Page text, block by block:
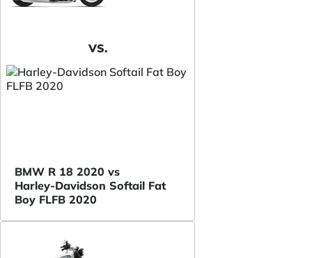
VS.
BMW R 18 2020 vs
Harley-Davidson Softail Fat
Boy FLFB 2020